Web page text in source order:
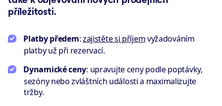
příležitosti.
Platby předem:zajistěte si příjemvyžadováním
platby už při rezervací.
Dynamické ceny: upravujte ceny podle poptávky,
sezóny nebo zvláštních události a maximalizujte
tržby.